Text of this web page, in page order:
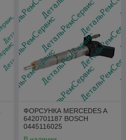
ФОРСУНКА MERCEDES A
6420701187 BOSCH
0445116025